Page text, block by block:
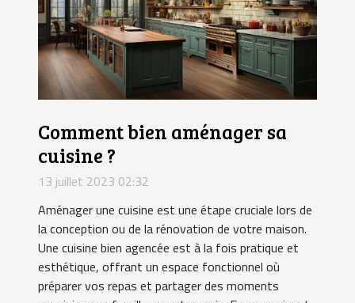
Comment bien aménager sa
cuisine ?
13 juillet 2023 02:32
Aménager une cuisine est une étape cruciale lors de
la conception ou de la rénovation de votre maison.
Une cuisine bien agencée est à la fois pratique et
esthétique, offrant un espace fonctionnel où
préparer vos repas et partager des moments